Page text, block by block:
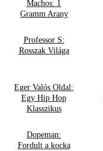
Machos: 1
Gramm Arany
Professor S:
Rosszak Világa
Eger Valós Oldal:
Egy Hip Hop
Klasszikus
Dopeman:
Fordult a kocka